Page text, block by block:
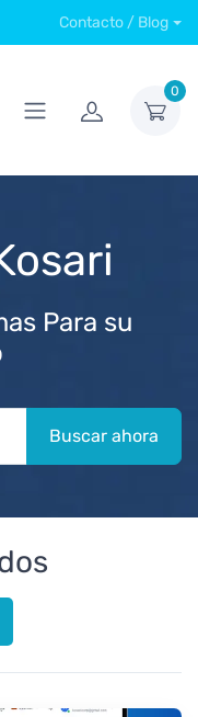
Contacto / Blog
0
Para su
Buscar ahora